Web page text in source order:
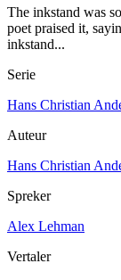
The inkstand was
poet praised it,
inkstand...
Serie
Hans Christian
Auteur
Hans Christian
Spreker
Alex Lehman
Vertaler